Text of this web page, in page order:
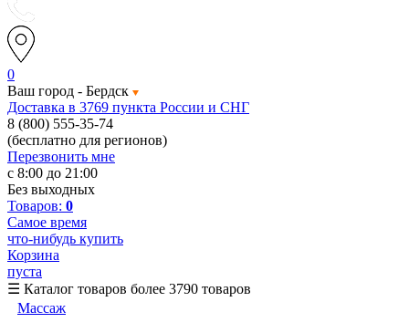
0
Ваш город - Бердск
Доставка в 3769 пункта России и СНГ
8 (800) 555-35-74
(бесплатно для регионов)
Перезвонить мне
с 8:00 до 21:00
Без выходных
Товаров: 0
Самое время
что-нибудь купить
Корзина
пуста
☰ Каталог товаров более 3790 товаров
Массаж